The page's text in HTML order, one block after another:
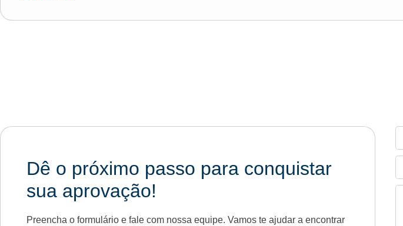
Dê o próximo passo para conquistar
sua aprovação!
Preencha o formulário e fale com nossa equipe. Vamos te ajudar a encontrar